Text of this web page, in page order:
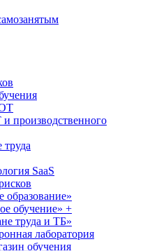
производственного
труда
SaaS
образование»
обучение» +
труда и ТБ»
лаборатория
обучения